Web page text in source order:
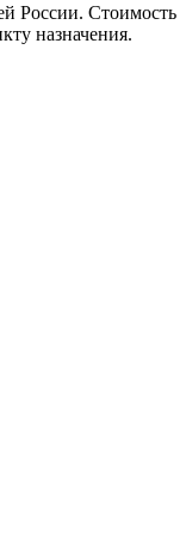
России. Стоимость
назначения.